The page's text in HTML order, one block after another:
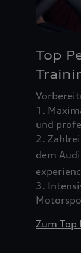
Top
1.
und
2.
dem
3.
Zum Top